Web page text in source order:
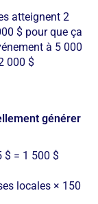
atteignent 2
$ pour que ça
à 5 000
000 $
générer
$ = 1 500 $
locales × 150